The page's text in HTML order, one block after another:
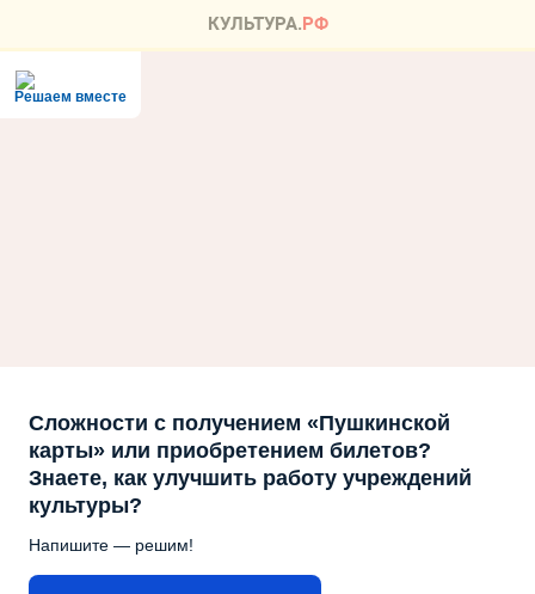
Решаем вместе
Сложности с получением «Пушкинской
карты» или приобретением билетов?
Знаете, как улучшить работу учреждений
культуры?
Напишите — решим!